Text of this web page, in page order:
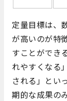
定量目標は、
が高いのが特
すことができ
れやすくなる
される」とい
期的な成果の